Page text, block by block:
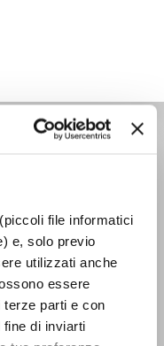
file informatici
e, solo previo
utilizzati anche
essere
terze parti e con
di inviarti